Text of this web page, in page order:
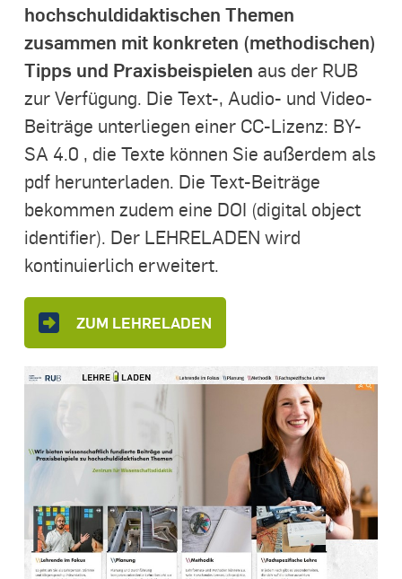
hochschuldidaktischen Themen
zusammen mit konkreten (methodischen)
Tipps und Praxisbeispielen aus der RUB
zur Verfügung. Die Text-, Audio- und Video-
Beiträge unterliegen einer CC-Lizenz: BY-
SA 4.0 , die Texte können Sie außerdem als
pdf herunterladen. Die Text-Beiträge
bekommen zudem eine DOI (digital object
identifier). Der LEHRELADEN wird
kontinuierlich erweitert.
ZUM LEHRELADEN